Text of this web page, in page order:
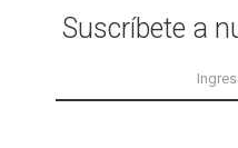
Suscríbete a